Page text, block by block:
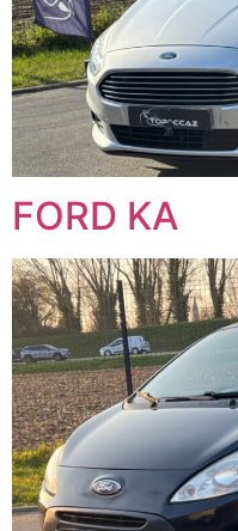
FORD KA